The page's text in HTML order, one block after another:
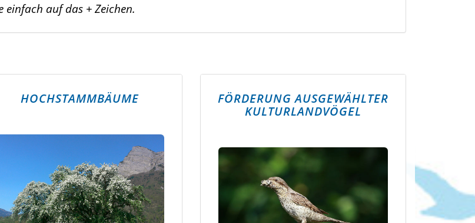
einfach auf das + Zeichen.
HOCHSTAMMBÄUME
FÖRDERUNG AUSGEWÄHLTER
KULTURLANDVÖGEL